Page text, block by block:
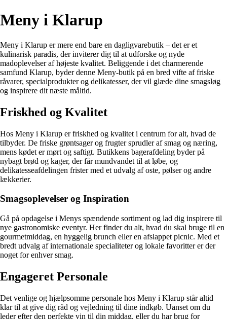
Meny i Klarup
Meny i Klarup er mere end bare en dagligvarebutik – det er et
kulinarisk paradis, der inviterer dig til at udforske og nyde
madoplevelser af højeste kvalitet. Beliggende i det charmerende
samfund Klarup, byder denne Meny-butik på en bred vifte af friske
råvarer, specialprodukter og delikatesser, der vil glæde dine smagsløg
og inspirere dit næste måltid.
Friskhed og Kvalitet
Hos Meny i Klarup er friskhed og kvalitet i centrum for alt, hvad de
tilbyder. De friske grøntsager og frugter sprudler af smag og næring,
mens kødet er mørt og saftigt. Butikkens bagerafdeling byder på
nybagt brød og kager, der får mundvandet til at løbe, og
delikatesseafdelingen frister med et udvalg af oste, pølser og andre
lækkerier.
Smagsoplevelser og Inspiration
Gå på opdagelse i Menys spændende sortiment og lad dig inspirere til
nye gastronomiske eventyr. Her finder du alt, hvad du skal bruge til en
gourmetmiddag, en hyggelig brunch eller en afslappet picnic. Med et
bredt udvalg af internationale specialiteter og lokale favoritter er der
noget for enhver smag.
Engageret Personale
Det venlige og hjælpsomme personale hos Meny i Klarup står altid
klar til at give dig råd og vejledning til dine indkøb. Uanset om du
leder efter den perfekte vin til din middag, eller du har brug for